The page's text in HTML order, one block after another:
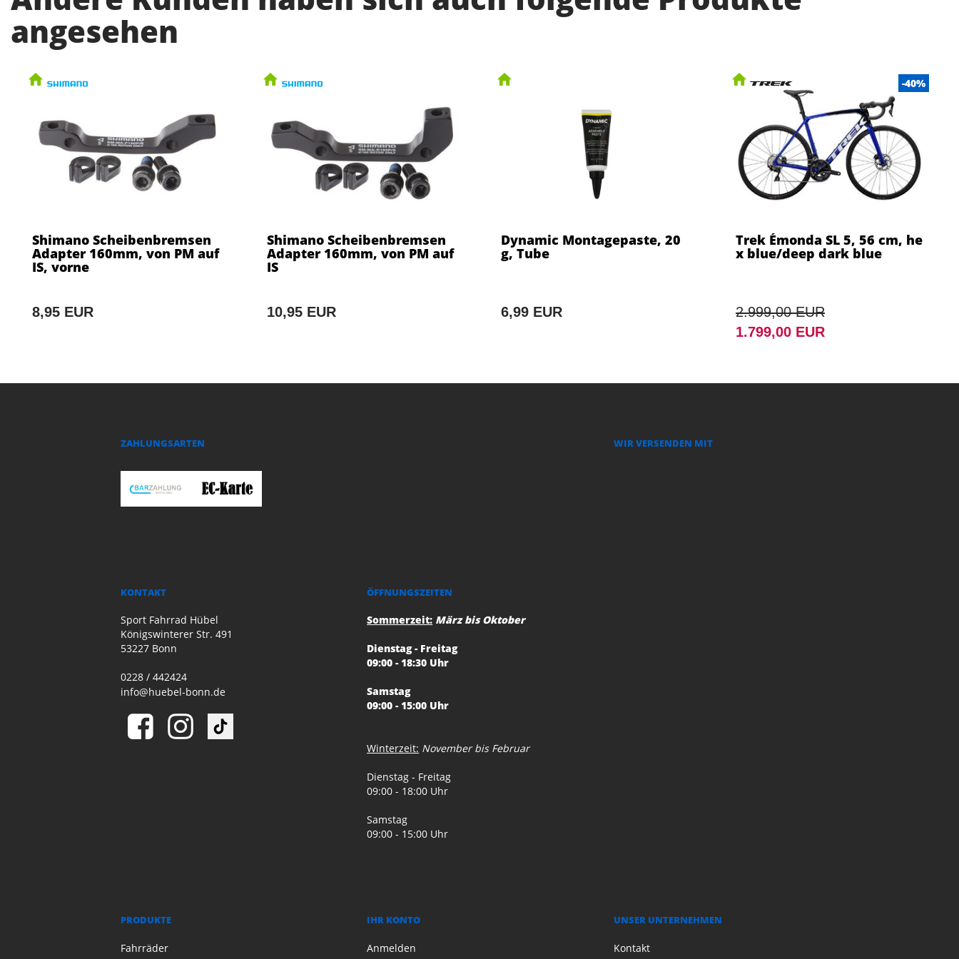
angesehen
Shimano Scheibenbremsen
Adapter 160mm, von PM auf
IS, vorne
8,95 EUR
Shimano Scheibenbremsen
Adapter 160mm, von PM auf
IS
10,95 EUR
Dynamic Montagepaste, 20
g, Tube
6,99 EUR
-40%
Trek Émonda SL 5, 56 cm, he
x blue/deep dark blue
2.999,00 EUR
1.799,00 EUR
ZAHLUNGSARTEN WIR VERSENDEN MIT
KONTAKT
Sport Fahrrad Hübel
Königswinterer Str. 491
53227 Bonn
0228 / 442424
info@huebel-bonn.de
ÖFFNUNGSZEITEN
Sommerzeit: März bis Oktober
Dienstag - Freitag
09:00 - 18:30 Uhr
Samstag
09:00 - 15:00 Uhr
Winterzeit: November bis Februar
Dienstag - Freitag
09:00 - 18:00 Uhr
Samstag
09:00 - 15:00 Uhr
PRODUKTE
Fahrräder
IHR KONTO
Anmelden
UNSER UNTERNEHMEN
Kontakt